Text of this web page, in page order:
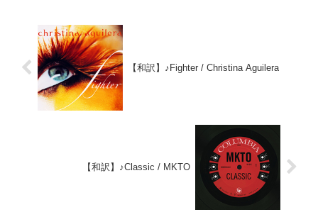
【和訳】♪Fighter / Christina Aguilera
【和訳】♪Classic / MKTO